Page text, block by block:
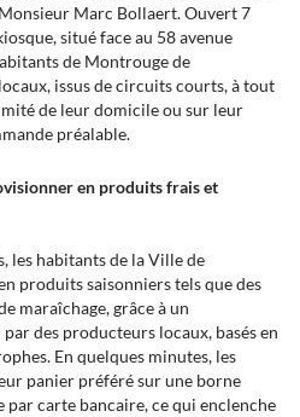
Marc Bollaert. Ouvert 7
situé face au 58 avenue
de Montrouge de
issus de circuits courts, à tout
de leur domicile ou sur leur
préalable.
en produits frais et
les habitants de la Ville de
produits saisonniers tels que des
maraîchage, grâce à un
des producteurs locaux, basés en
En quelques minutes, les
panier préféré sur une borne
par carte bancaire, ce qui enclenche